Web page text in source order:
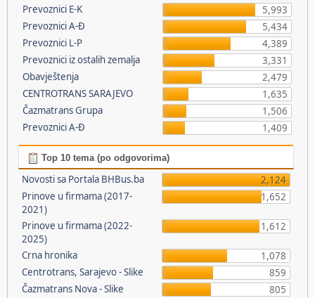
Prevoznici E-K
5,993
Prevoznici A-Đ
5,434
Prevoznici L-P
4,389
Prevoznici iz ostalih zemalja
3,331
Obavještenja
2,479
CENTROTRANS SARAJEVO
1,635
Čazmatrans Grupa
1,506
Prevoznici A-Đ
1,409
Top 10 tema (po odgovorima)
Novosti sa Portala BHBus.ba
2,124
Prinove u firmama (2017-
2021)
1,652
Prinove u firmama (2022-
2025)
1,612
Crna hronika
1,078
Centrotrans, Sarajevo - Slike
859
Čazmatrans Nova - Slike
805